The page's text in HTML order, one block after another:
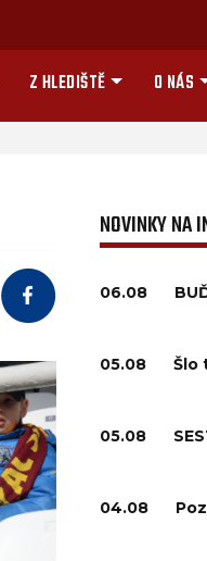
Z HLEDIŠTĚ O NÁS
NOVINKY NA
06.08
05.08 Šlo
05.08
04.08